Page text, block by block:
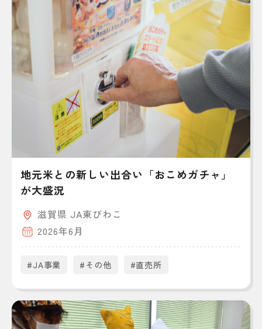
地元米との新しい出合い「おこめガチャ」
が大盛況
滋賀県 JA東びわこ
2026年6月
#JA事業 #その他 #直売所